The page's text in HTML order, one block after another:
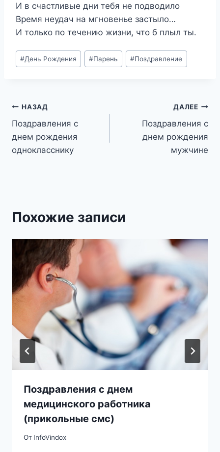
И в счастливые дни тебя не подводило
Время неудач на мгновенье застыло…
И только по течению жизни, что б плыл ты.
Метки
записи:
#День Рождения #Парень #Поздравление
Навигация
по
записям
НАЗАД
Поздравления с
днем рождения
однокласснику
ДАЛЕЕ
Поздравления с
днем рождения
мужчине
Похожие записи
Поздравления с днем
медицинского работника
(прикольные смс)
От InfoVindox